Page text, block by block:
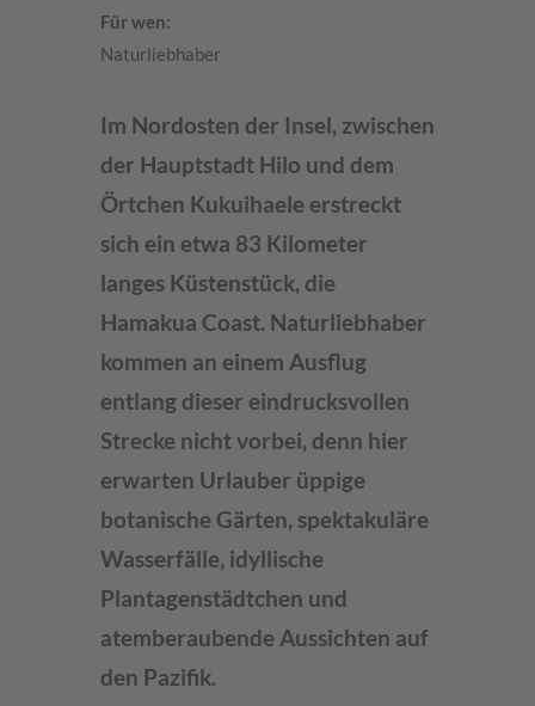
Für wen:
Naturliebhaber
Im Nordosten der Insel, zwischen
der Hauptstadt Hilo und dem
Örtchen Kukuihaele erstreckt
sich ein etwa 83 Kilometer
langes Küstenstück, die
Hamakua Coast. Naturliebhaber
kommen an einem Ausflug
entlang dieser eindrucksvollen
Strecke nicht vorbei, denn hier
erwarten Urlauber üppige
botanische Gärten, spektakuläre
Wasserfälle, idyllische
Plantagenstädtchen und
atemberaubende Aussichten auf
den Pazifik.